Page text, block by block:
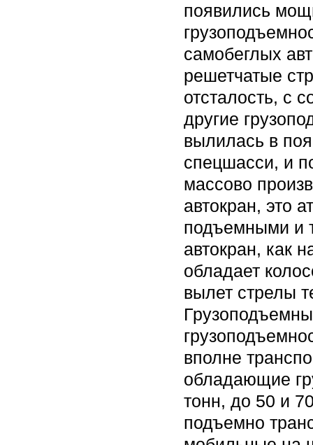
появились
самобеглых
решетчатые
отсталость, с
другие
вылилась в
спецшасси, и
массово
автокран, это
подъемными и
автокран, как
обладает
вылет стрелы
вполне
обладающие
тонн, до 50 и
подъемно